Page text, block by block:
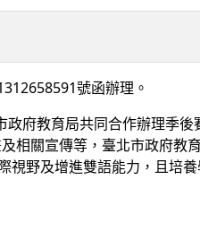
號函辦理。
府教育局共同合作辦理季
相關宣傳等，臺北市政府教
野及增進雙語能力，且培